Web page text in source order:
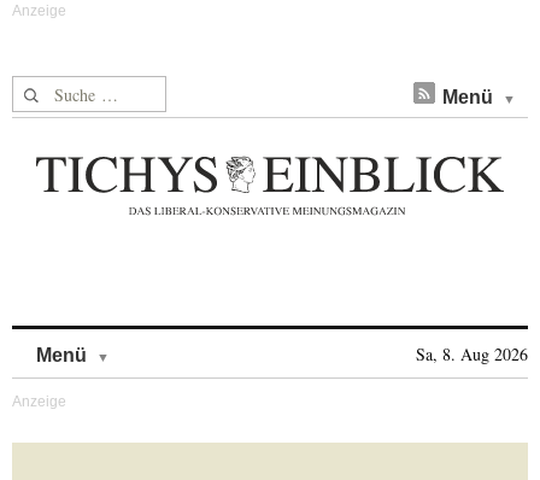
Suche nach: Menü
Menü Sa, 8. Aug 2026